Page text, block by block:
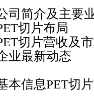
介及主要
切片布局
片营收及市
最新动态
息PET切片